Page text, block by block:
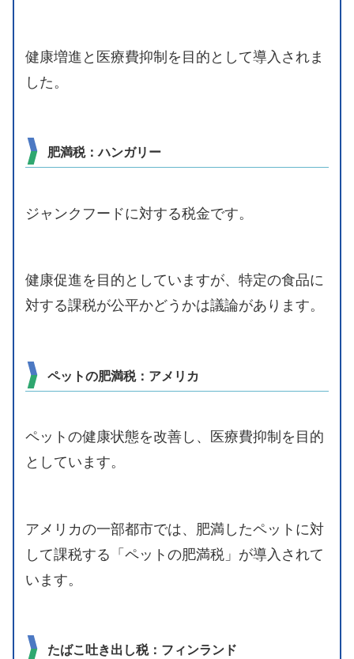
健康増進と医療費抑制を目的として導入されま
した。
肥満税：ハンガリー
ジャンクフードに対する税金です。
健康促進を目的としていますが、特定の食品に
対する課税が公平かどうかは議論があります。
ペットの肥満税：アメリカ
ペットの健康状態を改善し、医療費抑制を目的
としています。
アメリカの一部都市では、肥満したペットに対
して課税する「ペットの肥満税」が導入されて
います。
たばこ吐き出し税：フィンランド